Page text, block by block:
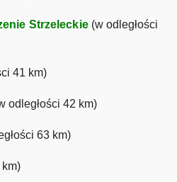
Strzeleckie(w odległości
41 km)
odległości 42 km)
63 km)